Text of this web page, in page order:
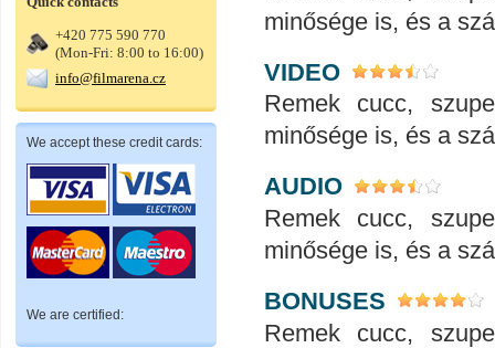
+420 775 590 770
(Mon-Fri: 8:00 to 16:00)
info@filmarena.cz
We accept these credit cards:
We are certified:
minősége is, és a
VIDEO
Remek cucc,
minősége is, és a
AUDIO
Remek cucc,
minősége is, és a
BONUSES
Remek cucc,